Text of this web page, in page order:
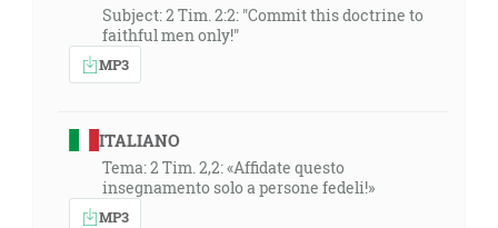
Subject: 2 Tim. 2:2: "Commit this doctrine to
faithful men only!"
MP3
ITALIANO
Tema: 2 Tim. 2,2: «Affidate questo
insegnamento solo a persone fedeli!»
MP3